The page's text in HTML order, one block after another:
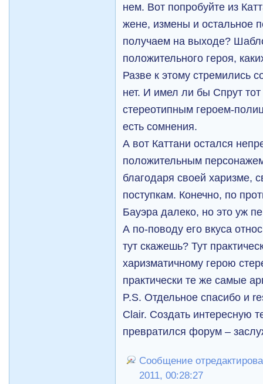
нем. Вот попробуйте из
жене, измены и остальное
получаем на выходе?
положительного героя,
Разве к этому стремились
нет. И имел ли бы Спрут
стереотипным героем-
есть сомнения.
А вот Каттани остался
положительным
благодаря своей харизме,
поступкам. Конечно, по
Бауэра далеко, но это уж
А по-поводу его вкуса
тут скажешь? Тут
харизматичному герою
практически те же самые
P.S. Отдельное спасибо и
Clair. Создать интересную
превратился форум –
Сообщение
2011, 00:28:27